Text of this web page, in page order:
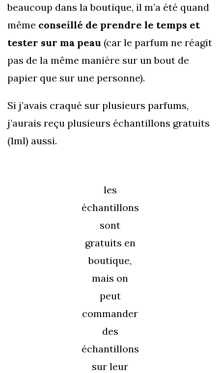
beaucoup dans la boutique, il m’a été quand
même conseillé de prendre le temps et
tester sur ma peau (car le parfum ne réagit
pas de la même manière sur un bout de
papier que sur une personne).
Si j’avais craqué sur plusieurs parfums,
j’aurais reçu plusieurs échantillons gratuits
(1ml) aussi.
les
échantillons
sont
gratuits en
boutique,
mais on
peut
commander
des
échantillons
sur leur